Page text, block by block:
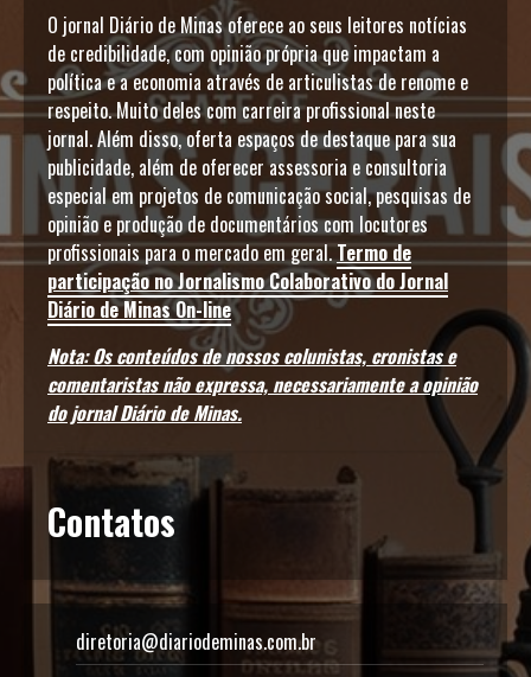
O jornal Diário de Minas oferece ao seus leitores notícias
de credibilidade, com opinião própria que impactam a
política e a economia através de articulistas de renome e
respeito. Muito deles com carreira profissional neste
jornal. Além disso, oferta espaços de destaque para sua
publicidade, além de oferecer assessoria e consultoria
especial em projetos de comunicação social, pesquisas de
opinião e produção de documentários com locutores
profissionais para o mercado em geral.Termo de
participação no Jornalismo Colaborativo do Jornal
Diário de Minas On-line
Nota: Os conteúdos de nossos colunistas, cronistas e
comentaristas não expressa, necessariamente a opinião
do jornal Diário de Minas.
Contatos
diretoria@diariodeminas.com.br